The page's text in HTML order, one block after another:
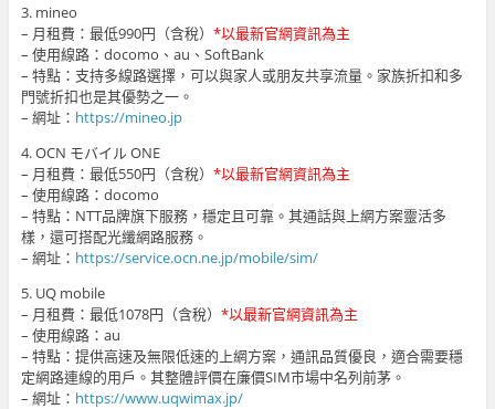
3. mineo
– 月租費：最低990円（含稅） *以最新官網資訊為主
– 使用線路：docomo、au、SoftBank
– 特點：支持多線路選擇，可以與家人或朋友共享流量。家族折扣和多
門號折扣也是其優勢之一。
– 網址： https://mineo.jp
4. OCN モバイル ONE
– 月租費：最低550円（含稅） *以最新官網資訊為主
– 使用線路：docomo
– 特點：NTT品牌旗下服務，穩定且可靠。其通話與上網方案靈活多
樣，還可搭配光纖網路服務。
– 網址： https://service.ocn.ne.jp/mobile/sim/
5. UQ mobile
– 月租費：最低1078円（含稅） *以最新官網資訊為主
– 使用線路：au
– 特點：提供高速及無限低速的上網方案，通訊品質優良，適合需要穩
定網路連線的用戶。其整體評價在廉價SIM市場中名列前茅。
– 網址： https://www.uqwimax.jp/